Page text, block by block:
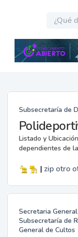
Subsecretaría de
Listado y
dependientes de
| zip otro
Secretaria
Subsecretaría de
General de Cultos